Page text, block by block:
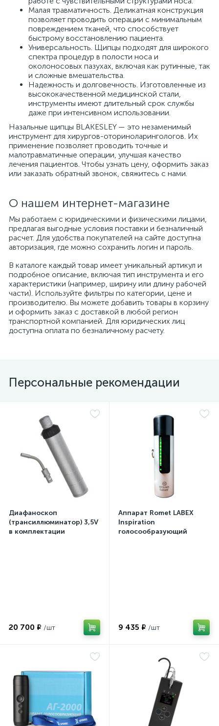
Малая травматичность. Деликатная конструкция
позволяет проводить операции с минимальным
повреждением тканей, что способствует
быстрому восстановлению пациента.
Универсальность. Щипцы подходят для широкого
спектра процедур в полости носа и
околоносовых пазухах, включая как рутинные, так
и сложные вмешательства.
Надежность и долговечность. Изготовленные из
высококачественной медицинской стали,
инструменты имеют длительный срок службы
даже при интенсивном использовании.
Назальные щипцы BLAKESLEY — это незаменимый
инструмент для хирургов-оториноларингологов. Их
применение позволяет проводить точные и
малотравматичные операции, улучшая качество
лечения пациентов. Чтобы узнать цену, оформить заказ
или заказать обратный звонок, свяжитесь с нами.
О нашем интернет-магазине
Мы работаем с юридическими и физическими лицами,
предлагая выгодные условия поставки и безналичный
расчет. Для удобства покупателей на сайте доступна
авторизация, где можно сохранить логин и пароль.
В каталоге каждый товар имеет уникальный артикул и
подробное описание, включая тип инструмента и его
характеристики (например, ширину или длину рабочей
части). Используйте фильтры по категории, цене и
производителю. Вы можете добавить товары в корзину
и оформить заказ с доставкой в любой регион
транспортной компанией. Для юридических лиц
доступна оплата по безналичному расчету.
Персональные рекомендации
Диафаноскоп
(трансиллюминатор) 3,5V
в комплектации
20 700 ₽
Аппарат Romet LABEX
Inspiration
голосообразующий
9 435 ₽